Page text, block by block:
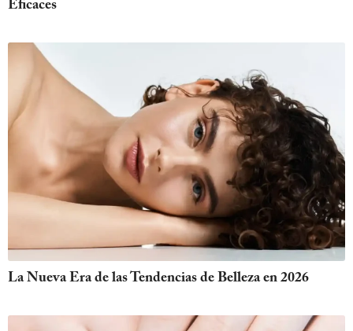
Eficaces
La Nueva Era de las Tendencias de Belleza en 2026